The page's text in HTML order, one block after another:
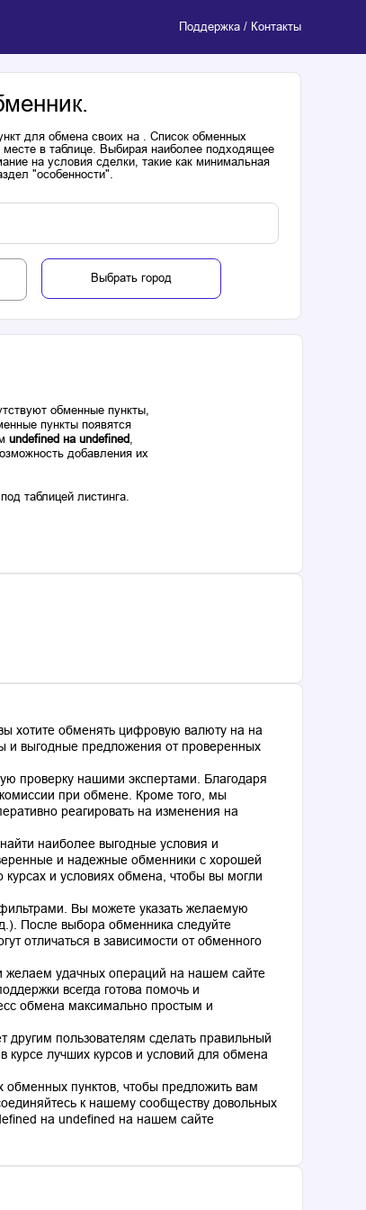
Поддержка / Контакты
для обмена своих на . Список обменных
месте в таблице. Выбирая наиболее подходящее
на условия сделки, такие как минимальная
"особенности".
Выбрать город
обменные пункты,
пункты появятся
undefined на undefined,
добавления их
таблицей листинга.
хотите обменять цифровую валюту на на
и выгодные предложения от проверенных
проверку нашими экспертами. Благодаря
при обмене. Кроме того, мы
реагировать на изменения на
наиболее выгодные условия и
и надежные обменники с хорошей
и условиях обмена, чтобы вы могли
Вы можете указать желаемую
После выбора обменника следуйте
отличаться в зависимости от обменного
удачных операций на нашем сайте
всегда готова помочь и
обмена максимально простым и
пользователям сделать правильный
лучших курсов и условий для обмена
пунктов, чтобы предложить вам
к нашему сообществу довольных
на undefined на нашем сайте